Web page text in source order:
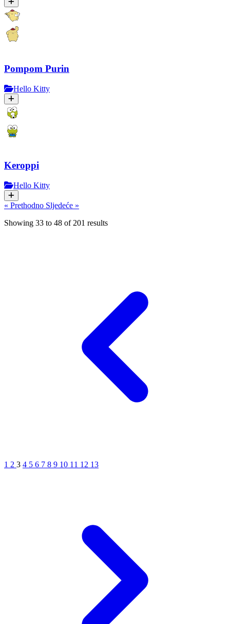
Pompom Purin
Hello Kitty
Keroppi
Hello Kitty
« Prethodno Sljedeće »
Showing 33 to 48 of 201 results
1 2 3 4 5 6 7 8 9 10 11 12 13